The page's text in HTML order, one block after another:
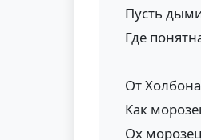
Пусть
Где
От
Как
Ох